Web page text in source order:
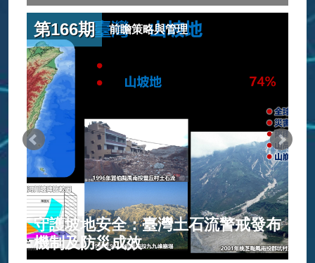
第166期 前瞻策略與管理
守護坡地安全：臺灣土石流警戒發布
機制及防災成效